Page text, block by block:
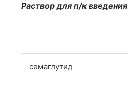
Раствор для п/к введения
семаглутид